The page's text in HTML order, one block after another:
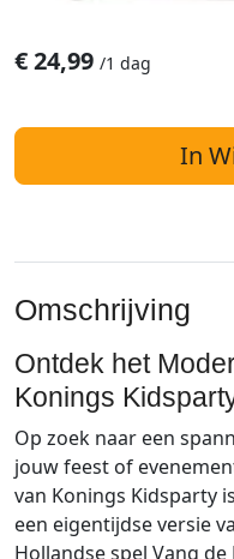
€24,99 /1 dag
In
Omschrijving
Ontdek het
Konings
Op zoek naar een
jouw feest of
van Konings Kidsparty
een eigentijdse versie
Hollandse spel Vang